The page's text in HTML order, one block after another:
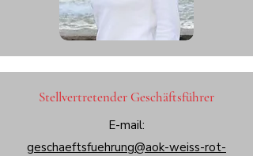
Stellvertretender Geschäftsführer
E-mail:
geschaeftsfuehrung@aok-weiss-rot-